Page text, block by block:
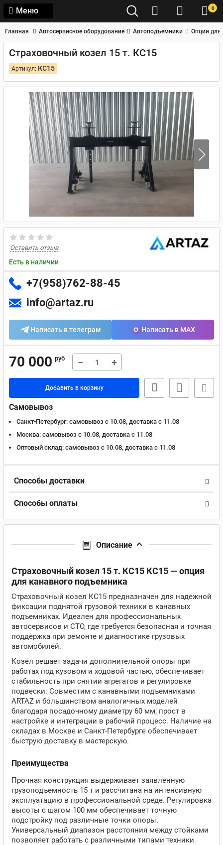
Меню 0
Главная Автосервисное оборудование Автоподъемники Опции для
Страховочный козел 15 т. КС15
Артикул: КС15
Оставить отзыв
Есть в наличии
+7(958)762-88-45
info@artaz.ru
Написать в телеграм Написать в MAX
70 000 руб − +
Добавить в корзину
Самовывоз
Санкт-Петербург: самовывоз с 10.08, доставка c 11.08
Москва: самовывоз с 10.08, доставка c 11.08
Оптовый склад: самовывоз с 10.08, доставка c 11.08
Способы доставки
Способы оплаты
Описание
Страховочный козел 15 т. КС15 КС15 — опция
для канавного подъемника
Страховочный козел КС15 предназначен для надежной
фиксации поднятой грузовой техники в канавных
подъемниках. Идеален для профессиональных
автосервисов и СТО, где требуется безопасная и точная
поддержка при ремонте и диагностике грузовых
автомобилей.
Козел решает задачи дополнительной опоры при
работах под кузовом и ходовой частью, обеспечивает
стабильность при снятии агрегатов и регулировке
подвески. Совместим с канавными подъемниками
ARTAZ и большинством аналогичных моделей
благодаря посадочному диаметру 60 мм; прост в
настройке и интеграции в рабочий процесс. Наличие на
складах в Москве и Санкт-Петербурге обеспечивает
быструю доставку в мастерскую.
Преимущества
Прочная конструкция выдерживает заявленную
грузоподъемность 15 т и рассчитана на интенсивную
эксплуатацию в профессиональной среде. Регулировка
высоты с шагом 100 мм обеспечивает точную
подстройку под различные точки опоры.
Универсальный диапазон расстояния между стойками
позволяет работать с различными типами техники.